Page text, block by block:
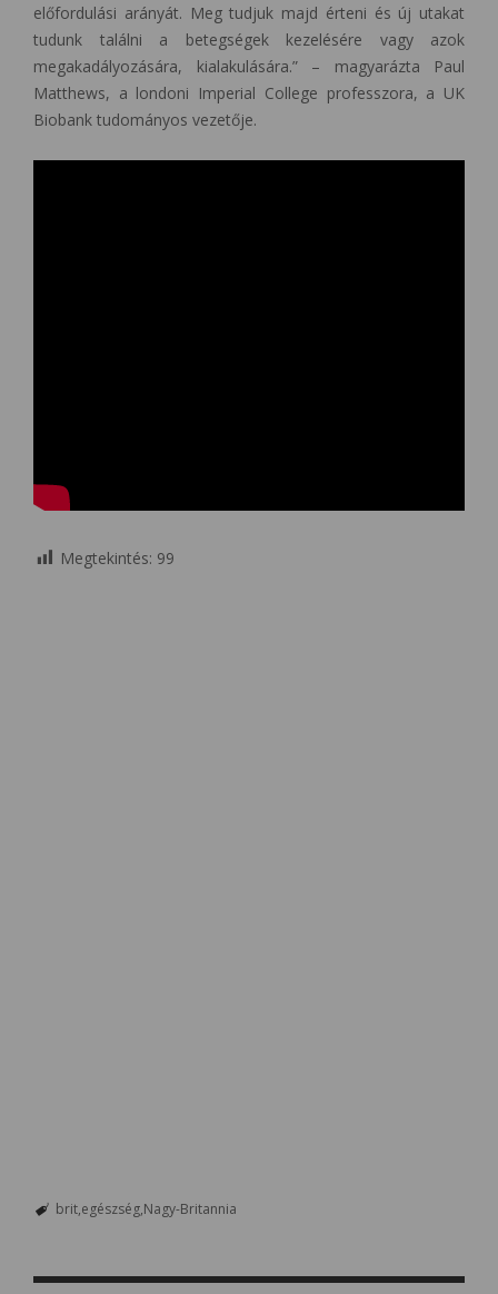
előfordulási arányát. Meg tudjuk majd érteni és új utakat
tudunk találni a betegségek kezelésére vagy azok
megakadályozására, kialakulására.” – magyarázta Paul
Matthews, a londoni Imperial College professzora, a UK
Biobank tudományos vezetője.
Megtekintés: 99
brit egészség Nagy-Britannia